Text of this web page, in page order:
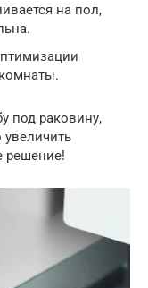
на пол,
под раковину,
увеличить
решение!